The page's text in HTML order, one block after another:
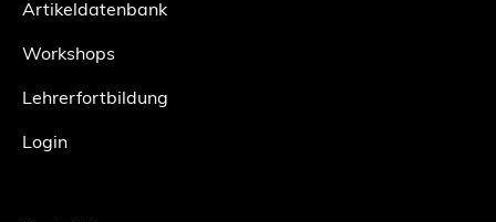
Artikeldatenbank
Workshops
Lehrerfortbildung
Login